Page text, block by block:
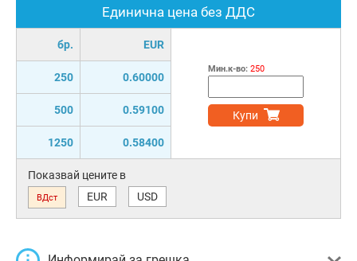
Единична цена без ДДС
бр. EUR
250 0.60000
500 0.59100
1250 0.58400
Мин.к-во: 250
Купи
Показвай цените в
ВДст EUR USD